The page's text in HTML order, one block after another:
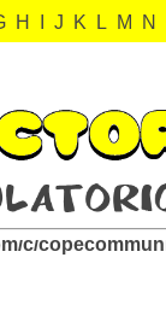
H J K L M N
c/